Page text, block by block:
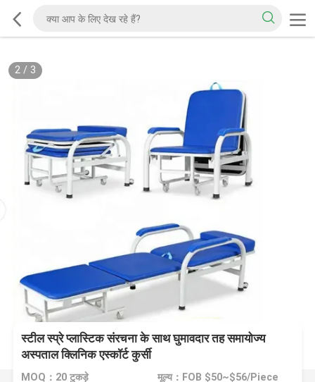
2/ 3
स्टील स्प्रे प्लास्टिक संरचना के साथ घुमावदार तह समायोज्य
अस्पताल क्लिनिक एस्कॉर्ट कुर्सी
MOQ：20 टुकड़े मूल्य：FOB $50~$56/Piece